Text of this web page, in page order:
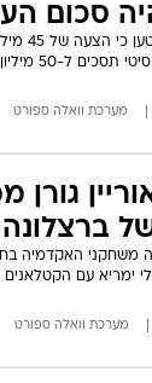
סכום
במספר
טוענים
מערכת וואלה ספורט
משחקני האקדמיה
ימריא עם הקטלאנים
מערכת וואלה ספורט